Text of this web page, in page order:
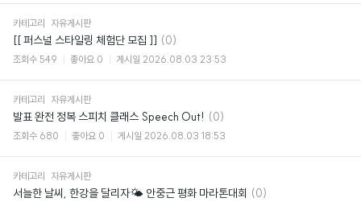
카테고리 자유게시판
[[ 퍼스널 스타일링 체험단 모집 ]] 댓
글
(0)
조회수 549 좋아요 0 게시일 2026.08.03 23:53
카테고리 자유게시판
발표 완전 정복 스피치 클래스 Speech Out! 댓
글
(0)
조회수 680 좋아요 0 게시일 2026.08.03 18:53
카테고리 자유게시판
서늘한 날씨, 한강을 달리자🌤️ 안중근 평화 마라톤대회 댓
(0)